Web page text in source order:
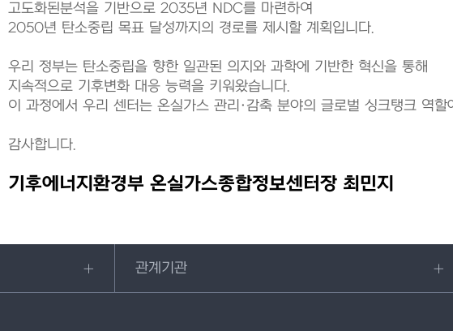
고도화된분석을 기반으로 2035년 NDC를 마련하여
2050년 탄소중립 목표 달성까지의 경로를 제시할 계획입니다.
우리 정부는 탄소중립을 향한 일관된 의지와 과학에 기반한 혁신을 통해
지속적으로 기후변화 대응 능력을 키워왔습니다.
이 과정에서 우리 센터는 온실가스 관리·감축 분야의 글로벌 싱크탱크 역할
감사합니다.
기후에너지환경부 온실가스종합정보센터장 최민지
관계기관